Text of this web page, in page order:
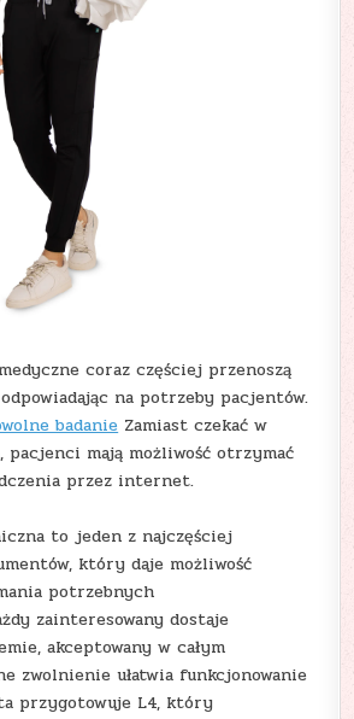
coraz częściej przenoszą
na potrzeby pacjentów.
badanieZamiast czekać w
pacjenci mają możliwość otrzymać
przez internet.
to jeden z najczęściej
który daje możliwość
potrzebnych
zainteresowany dostaje
akceptowany w całym
zwolnienie ułatwia funkcjonowanie
przygotowuje L4, który